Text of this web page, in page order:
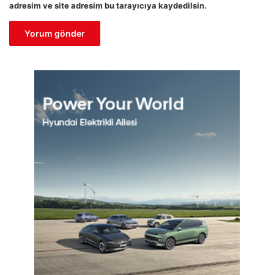
adresim ve site adresim bu tarayıcıya kaydedilsin.